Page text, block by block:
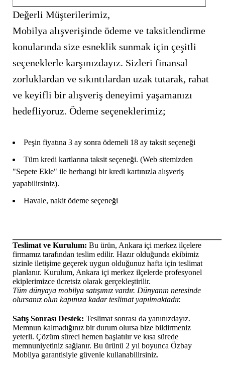
Değerli Müşterilerimiz,
Mobilya alışverişinde ödeme ve taksitlendirme
konularında size esneklik sunmak için çeşitli
seçeneklerle karşınızdayız. Sizleri finansal
zorluklardan ve sıkıntılardan uzak tutarak, rahat
ve keyifli bir alışveriş deneyimi yaşamanızı
hedefliyoruz. Ödeme seçeneklerimiz;
Peşin fiyatına 3 ay sonra ödemeli 18 ay taksit seçeneği
Tüm kredi kartlarına taksit seçeneği. (Web sitemizden
"Sepete Ekle" ile herhangi bir kredi kartınızla alışveriş
yapabilirsiniz).
Havale, nakit ödeme seçeneği
Teslimat ve Kurulum: Bu ürün, Ankara içi merkez ilçelere
firmamız tarafından teslim edilir. Hazır olduğunda ekibimiz
sizinle iletişime geçerek uygun olduğunuz hafta için teslimat
planlanır. Kurulum, Ankara içi merkez ilçelerde profesyonel
ekiplerimizce ücretsiz olarak gerçekleştirilir.
Tüm dünyaya mobilya satışımız vardır. Dünyanın neresinde
olursanız olun kapınıza kadar teslimat yapılmaktadır.
Satış Sonrası Destek: Teslimat sonrası da yanınızdayız.
Memnun kalmadığınız bir durum olursa bize bildirmeniz
yeterli. Çözüm süreci hemen başlatılır ve kısa sürede
memnuniyetiniz sağlanır. Bu ürünü 2 yıl boyunca Özbay
Mobilya garantisiyle güvenle kullanabilirsiniz.